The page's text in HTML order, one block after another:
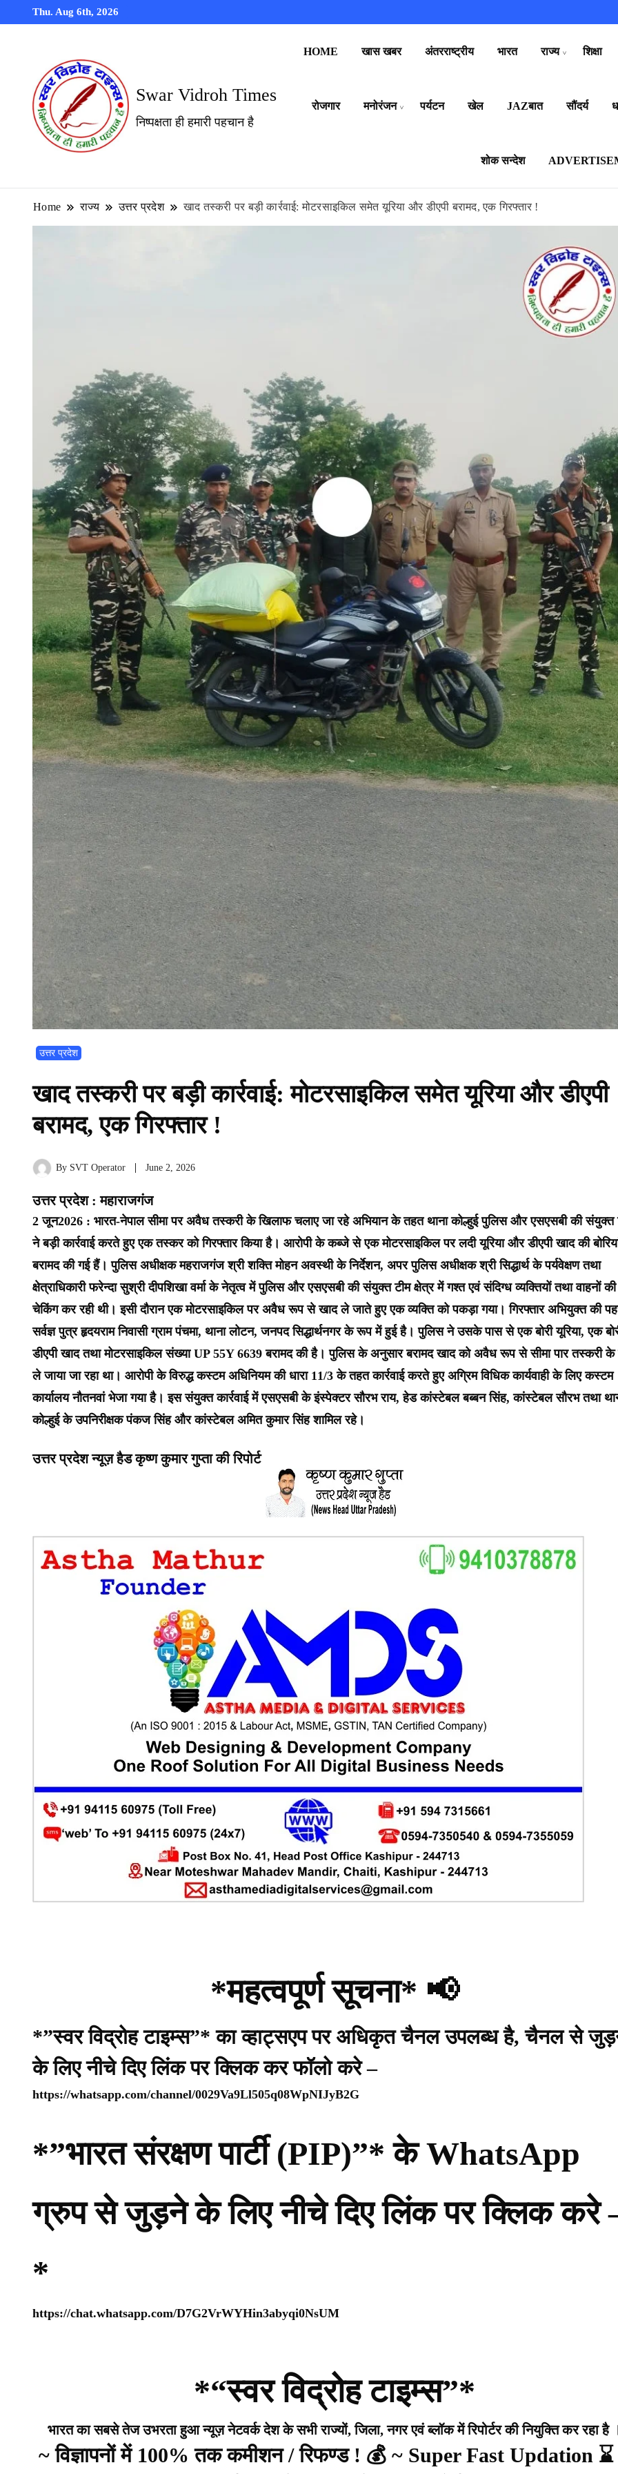
Thu. Aug 6th, 2026
Swar Vidroh Times
निष्पक्षता ही हमारी पहचान है
HOME खास खबर अंतरराष्ट्रीय भारत राज्य शिक्षा
रोजगार मनोरंजन पर्यटन खेल JAZबात सौंदर्य
शोक सन्देश
Home राज्य उत्तर प्रदेश खाद तस्करी पर बड़ी कार्रवाई: मोटरसाइकिल समेत यूरिया और डीएपी बरामद, एक गिरफ्तार !
उत्तर प्रदेश
खाद तस्करी पर बड़ी कार्रवाई: मोटरसाइकिल समेत यूरिया और डीएपी
बरामद, एक गिरफ्तार !
By SVT Operator June 2, 2026
उत्तर प्रदेश : महाराजगंज
2 जून2026 : भारत-नेपाल सीमा पर अवैध तस्करी के खिलाफ चलाए जा रहे अभियान के तहत थाना कोल्हुई पुलिस और एसएसबी की संयुक्त
ने बड़ी कार्रवाई करते हुए एक तस्कर को गिरफ्तार किया है। आरोपी के कब्जे से एक मोटरसाइकिल पर लदी यूरिया और डीएपी खाद की
बरामद की गई हैं। पुलिस अधीक्षक महराजगंज श्री शक्ति मोहन अवस्थी के निर्देशन, अपर पुलिस अधीक्षक श्री सिद्धार्थ के पर्यवेक्षण तथा
क्षेत्राधिकारी फरेन्दा सुश्री दीपशिखा वर्मा के नेतृत्व में पुलिस और एसएसबी की संयुक्त टीम क्षेत्र में गश्त एवं संदिग्ध व्यक्तियों तथा वाहनों की
चेकिंग कर रही थी। इसी दौरान एक मोटरसाइकिल पर अवैध रूप से खाद ले जाते हुए एक व्यक्ति को पकड़ा गया। गिरफ्तार अभियुक्त की
सर्वज्ञ पुत्र हृदयराम निवासी ग्राम पंचमा, थाना लोटन, जनपद सिद्धार्थनगर के रूप में हुई है। पुलिस ने उसके पास से एक बोरी यूरिया, एक
डीएपी खाद तथा मोटरसाइकिल संख्या UP 55Y 6639 बरामद की है। पुलिस के अनुसार बरामद खाद को अवैध रूप से सीमा पार तस्करी के
ले जाया जा रहा था। आरोपी के विरुद्ध कस्टम अधिनियम की धारा 11/3 के तहत कार्रवाई करते हुए अग्रिम विधिक कार्यवाही के लिए कस्टम
कार्यालय नौतनवां भेजा गया है। इस संयुक्त कार्रवाई में एसएसबी के इंस्पेक्टर सौरभ राय, हेड कांस्टेबल बब्बन सिंह, कांस्टेबल सौरभ तथा
कोल्हुई के उपनिरीक्षक पंकज सिंह और कांस्टेबल अमित कुमार सिंह शामिल रहे।
उत्तर प्रदेश न्यूज़ हैड कृष्ण कुमार गुप्ता की रिपोर्ट
*महत्वपूर्ण सूचना* 📢
*”स्वर विद्रोह टाइम्स”* का व्हाट्सएप पर अधिकृत चैनल उपलब्ध है, चैनल से
के लिए नीचे दिए लिंक पर क्लिक कर फॉलो करे –
https://whatsapp.com/channel/0029Va9Ll505q08WpNIJyB2G
*”भारत संरक्षण पार्टी (PIP)”* के WhatsApp
ग्रुप से जुड़ने के लिए नीचे दिए लिंक पर क्लिक करे
*
https://chat.whatsapp.com/D7G2VrWYHin3abyqi0NsUM
*“स्वर विद्रोह टाइम्स”*
भारत का सबसे तेज उभरता हुआ न्यूज़ नेटवर्क देश के सभी राज्यों, जिला, नगर एवं ब्लॉक में रिपोर्टर की नियुक्ति कर रहा है
~ विज्ञापनों में 100% तक कमीशन / रिफण्ड ! 💰 ~ Super Fast Updation